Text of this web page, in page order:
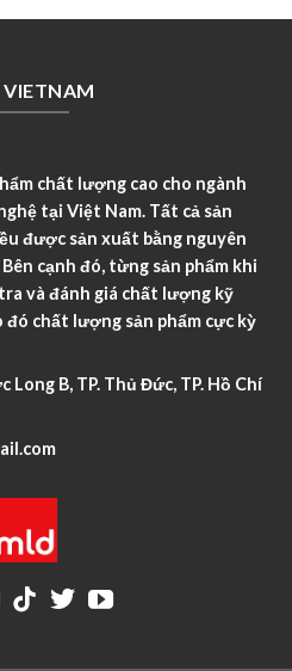
chất lượng cao cho ngành
tại Việt Nam. Tất cả sản
được sản xuất bằng nguyên
cạnh đó, từng sản phẩm khi
và đánh giá chất lượng kỹ
đó chất lượng sản phẩm cực kỳ
B, TP. Thủ Đức, TP. Hồ Chí